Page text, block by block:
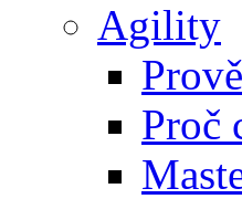
Agility
Proč